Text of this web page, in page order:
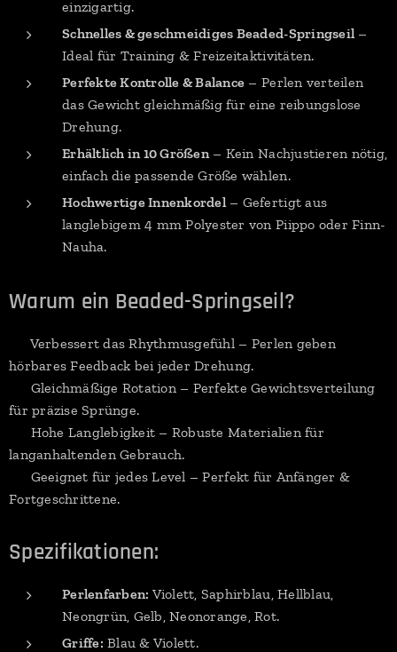
einzigartig.
Schnelles & geschmeidiges Beaded-Springseil –
Ideal für Training & Freizeitaktivitäten.
Perfekte Kontrolle & Balance – Perlen verteilen
das Gewicht gleichmäßig für eine reibungslose
Drehung.
Erhältlich in 10 Größen– Kein Nachjustieren nötig,
einfach die passende Größe wählen.
Hochwertige Innenkordel– Gefertigt aus
langlebigem 4 mm Polyester von Piippo oder Finn-
Nauha.
Warum ein Beaded-Springseil?
✔ Verbessert das Rhythmusgefühl – Perlen geben
hörbares Feedback bei jeder Drehung.
✔ Gleichmäßige Rotation – Perfekte Gewichtsverteilung
für präzise Sprünge.
✔ Hohe Langlebigkeit – Robuste Materialien für
langanhaltenden Gebrauch.
✔ Geeignet für jedes Level – Perfekt für Anfänger &
Fortgeschrittene.
Spezifikationen:
Perlenfarben: Violett, Saphirblau, Hellblau,
Neongrün, Gelb, Neonorange, Rot.
Griffe: Blau & Violett.